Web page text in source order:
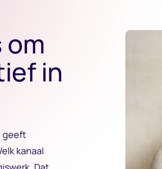
in
geeft
kanaal